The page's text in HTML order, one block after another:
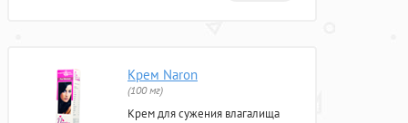
Крем Naron
(100 мг)
Крем для сужения влагалища